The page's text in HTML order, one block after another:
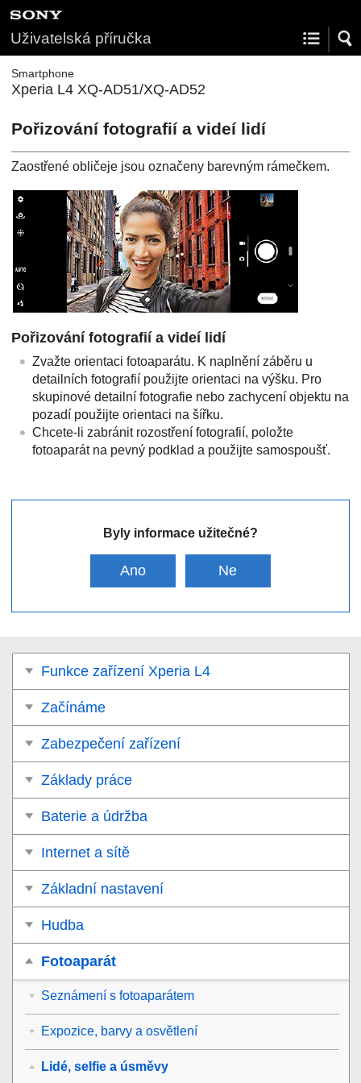
Uživatelská příručka
Smartphone
Xperia L4 XQ-AD51/XQ-AD52
Pořizování fotografií a videí lidí
Zaostřené obličeje jsou označeny barevným rámečkem.
Pořizování fotografií a videí lidí
Zvažte orientaci fotoaparátu. K naplnění záběru u
detailních fotografií použijte orientaci na výšku. Pro
skupinové detailní fotografie nebo zachycení objektu na
pozadí použijte orientaci na šířku.
Chcete-li zabránit rozostření fotografií, položte
fotoaparát na pevný podklad a použijte samospoušť.
Byly informace užitečné?
Ano Ne
Funkce zařízení Xperia L4
Začínáme
Zabezpečení zařízení
Základy práce
Baterie a údržba
Internet a sítě
Základní nastavení
Hudba
Fotoaparát
Seznámení s fotoaparátem
Expozice, barvy a osvětlení
Lidé, selfie a úsměvy